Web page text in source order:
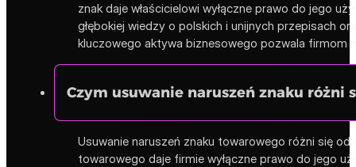
znak daje właścicielowi wyłączne prawo do jego
głębokiej wiedzy o polskich i unijnych przepisach
kluczowego aktywa biznesowego pozwala firmom
Czym usuwanie naruszeń znaku różni
Usuwanie naruszeń znaku towarowego różni się
towarowego daje firmie wyłączne prawo do jego